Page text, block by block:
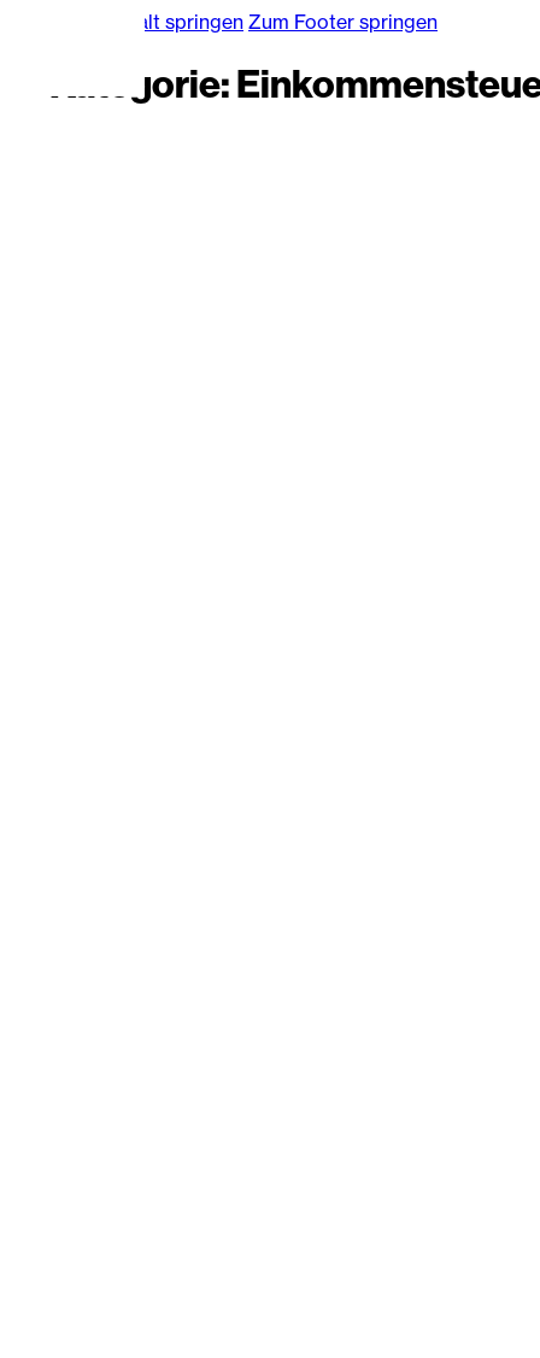
Zum Hauptinhalt springen Zum Footer springen
Kategorie: